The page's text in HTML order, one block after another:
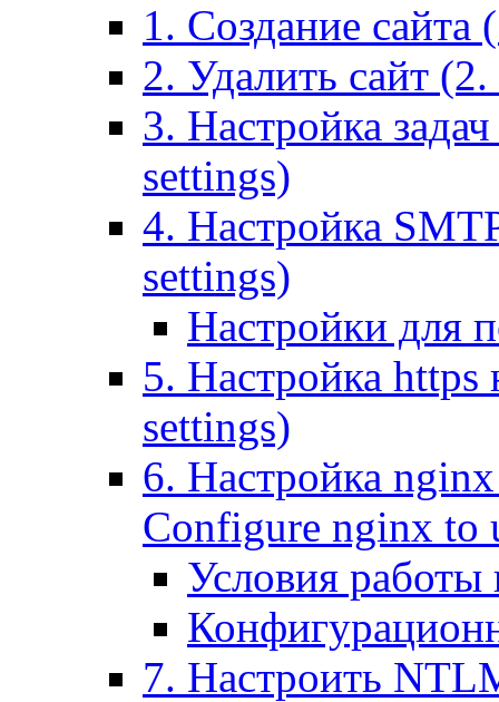
1. Создание сайта
2. Удалить сайт
3. Настройка
settings)
4. Настройка
settings)
Настройки для
5. Настройка https
settings)
6. Настройка
Configure nginx to
Условия работы
7. Настроить